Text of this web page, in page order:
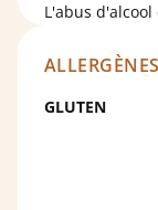
L'abus
ALLERGÈNES
GLUTEN